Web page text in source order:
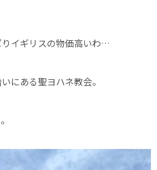
イギリスの物価高いわ…
にある聖ヨハネ教会。